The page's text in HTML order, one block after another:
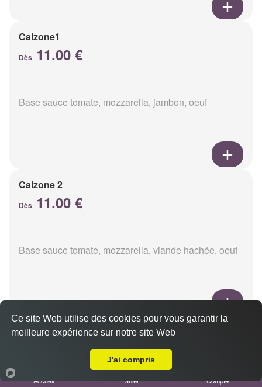
Calzone1
Dès 11.00 €
Base sauce tomate, mozzarella, jambon, oeuf
Calzone 2
Dès 11.00 €
Base sauce tomate, mozzarella, viande hachée, oeuf
Calzon 3
Accueil Panier Compte
Ce site Web utilise des cookies pour vous garantir la
meilleure expérience sur notre site Web
J'ai compris